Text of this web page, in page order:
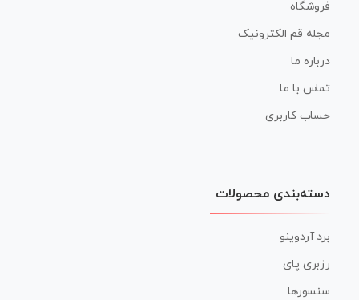
فروشگاه
مجله قم الکترونیک
درباره ما
تماس با ما
حساب کاربری
دسته‌بندی محصولات
برد آردوینو
رزبری پای
سنسورها